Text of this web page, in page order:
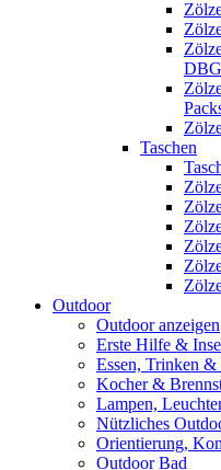
Taschen
Outdoor
Outdoor anzeigen
Erste Hilfe &
Essen, Trinken &
Kocher &
Lampen,
Nützliches
Orientierung,
Outdoor Bad